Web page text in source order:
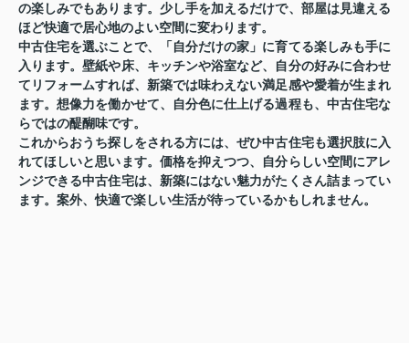
の楽しみでもあります。少し手を加えるだけで、部屋は見違える
ほど快適で居心地のよい空間に変わります。
中古住宅を選ぶことで、「自分だけの家」に育てる楽しみも手に
入ります。壁紙や床、キッチンや浴室など、自分の好みに合わせ
てリフォームすれば、新築では味わえない満足感や愛着が生まれ
ます。想像力を働かせて、自分色に仕上げる過程も、中古住宅な
らではの醍醐味です。
これからおうち探しをされる方には、ぜひ中古住宅も選択肢に入
れてほしいと思います。価格を抑えつつ、自分らしい空間にアレ
ンジできる中古住宅は、新築にはない魅力がたくさん詰まってい
ます。案外、快適で楽しい生活が待っているかもしれません。